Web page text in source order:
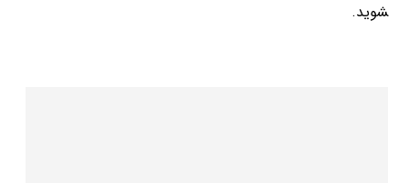
شوید.